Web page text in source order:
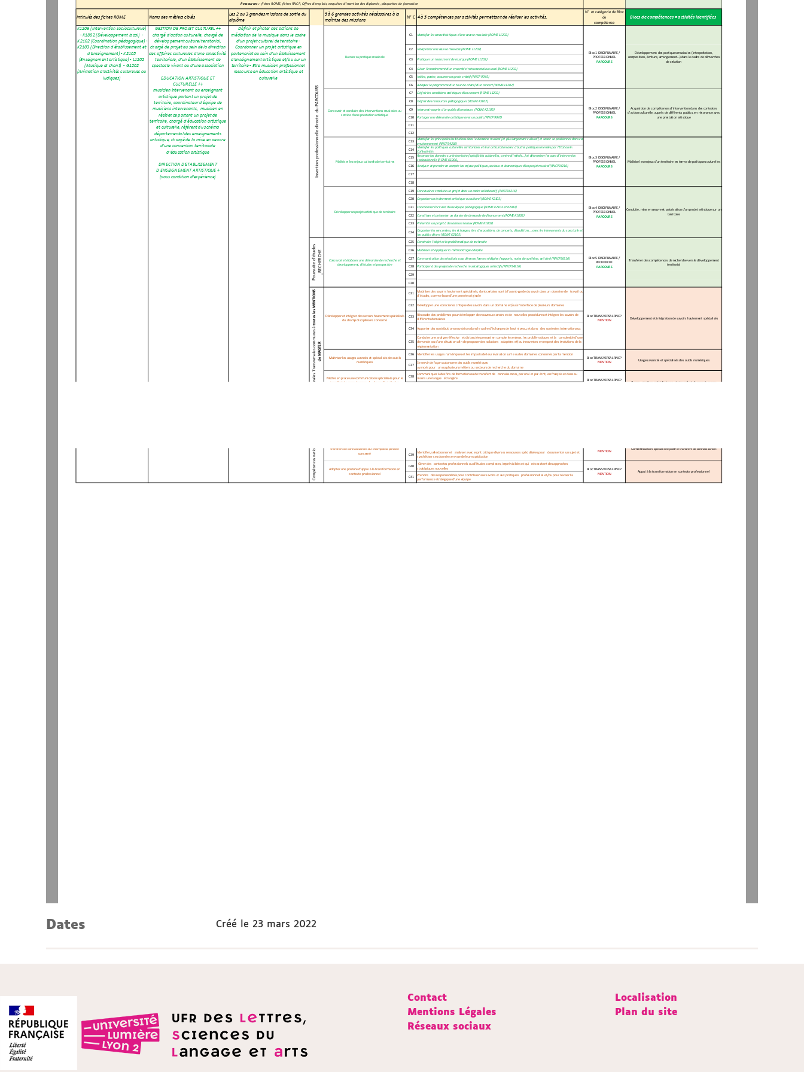
Intitulés des fiches ROME Noms des métiers ciblés
Les 2 ou 3 grandes missions de sortie du
diplôme
5 à 6 grandes activités nécéssaires à la
maîtrise des missions
N° C 4 à 5 compétences par activités permettant de réaliser les activités.
N°  et catégorie de Bloc
de
compétence
Blocs de compétences = activités identifiées
C1 Identifier les caractéristiques d'une œuvre musicale (ROME L1202)
C2 Interpréter une œuvre musicale (ROME L1202)
C3 Pratiquer un instrument de musique (ROME L1202)
C4 Gérer l'encadrement d'un ensemble instrumental ou vocal (ROME L1202)
C5 Initier, porter, assumer un geste créatif (RNCP 9045)
C6 Adapter le programme d'un tour de chant/d'un concert (ROME L1202)
C7 Définir les conditions artistiques d'un concert (ROME L1202)
C8 Définir des ressources pédagogiques (ROME K2102)
C9 Intervenir auprès d'un public d'amateurs  (ROME K2105)
C10 Partager une démarche artistique avec un public (RNCP 9045)
C11
C12
C13
Identifier les principales institutions dans le domaine musical [et plus largement culturel] et savoir se positionner dans cet
environnement (RNCP34216)
C14
Identifier les politiques culturelles territoriales et leur articulation avec d'autres politiques menées par l'Etat ou les
Collectivités
C15
Recenser les données sur le territoire (spécificités culturelles, centre d'intérêt...) et déterminer les axes d'intervention
socioculturelle (ROME K1206)
C16
Analyser et prendre en compte les enjeux politiques, sociaux et économiques d'un projet musical (RNCP34216)
C17
C18
C19 Concevoir et conduire un projet dans un cadre collaboratif  (RNCP34216)
C20 Organiser un événement artistique ou culturel (ROME K2103)
C21 Coordonner l'activité d'une équipe pédagogique (ROME K2102 et K2103)
C22 Constituer et présenter un dossier de demande de financement (ROME K1802)
C23 Présenter un projet à des acteurs locaux (ROME K1802)
C24
Organiser les rencontres, les échanges, lors d'expositions, de concerts, d'auditions... avec les intervenants du spectacle et
les publics divers (ROME K2105)
C25
Construire l'objet et la problématique de recherche
C26 Mobiliser et appliquer la méthodologie adaptée
C27 Communication des résultats sous diverses formes rédigées (rapports, notes de synthèse, articles) (RNCP34216)
C28 Participer à des projets de recherche musicologiques collectifs (RNCP34216)
C29
C30
C31
Mobiliser des savoirs hautement spécialisés, dont certains sont à l’avant‐garde du savoir dans un domaine de   travail ou
d’études, comme base d’une pensée originale
C32 Développer une conscience critique des savoirs dans un domaine et/ou à l’interface de plusieurs domaines
C33
Résoudre des problèmes pour développer de nouveaux savoirs et de   nouvelles procédures et intégrer les savoirs de
différents domaines
C34 Apporter des contributions novatrices dans le cadre d’échanges de haut niveau, et dans   des contextes internationaux
C35
Conduire une analyse réflexive   et distanciée prenant en compte les enjeux, les problématiques et la   complexité d’une
demande ou d’une situation afin de proposer des solutions   adaptées et/ou innovantes en respect des évolutions de la
réglementation
C36 Identifier les usages numériques et les impacts de leur évolution sur le ou les domaines concernés par la mention
C37
Se servir de façon autonome des outils numériques
avancés pour   un ou plusieurs métiers ou secteurs de recherche du domaine
C38
Communiquer à des fins de formation ou de transfert de   connaissances, par oral et par écrit, en français et dans au
moins une langue   étrangère
Maîtrise les enjeux d'un territoire en terme de politiques cuturelles
Comm nicationspécialiséepo rletransfertdeconnaissances
Usages avancés et spécialisés des outils numériques
Conduite, mise en œuvre et valorisation d'un projet artistique sur un
territoire
Transférer des compétences de recherche vers le développement
territorial
Développement et intégration de savoirs hautement spécialisés
Développement des pratiques musicales (interprétation,
composition, écriture, arrangement...) dans le cadre de démarches
de création
Acquisition de compétences d'intervention dans des contextes
d'action culturelle, auprès de différents publics, en résonance avec
une prestation artistique
K1206 (Intervention socioculturelle)
‐ K1802 (Développement local)  ‐
K2102 (Coordination pédagogique) ‐
K2103 (Direction d'établissement et
d'enseignement) ‐ K2105
(Enseignement artistique) ‐ L1202
(Musique et chant)  ‐ G1202
(Animation d'activités culturelles ou
ludiques)
GESTION DE PROJET CULTUREL ++
chargé d’action culturelle, chargé de
développement culturel territorial,
chargé de projet au sein de la direction
des affaires culturelles d’une collectivité
territoriale, d'un établissement de
spectacle vivant ou d'une association
EDUCATION ARTISTIQUE ET
CULTURELLE ++
musicien intervenant ou enseignant
artistique portant un projet de
territoire, coordinateur d'équipe de
musiciens intervenants,  musicien en
résidence portant un projet de
territoire, chargé d’éducation artistique
et culturelle, référent du schéma
départemental des enseignements
artistique, chargé de la mise en oeuvre
d'une convention territoriale
d’éducation artistique
DIRECTION D'ETABLISSEMENT
D'ENSEIGNEMENT ARTISTIQUE +
(sous condition d'expérience)
Définir et piloter des actions de
médiation de la musique dans le cadre
d'un projet culturel de territoire ‐
Coordonner un projet artistique en
partenariat au sein d'un établissement
d'enseignement artistique et/ou sur un
territoire ‐ Etre musicien professionnel
ressource en éducation artistique et
culturelle
Insertion professionnelle directe  du PARCOURS
Maitriser les usages avancés et spécialisés des outils
numériques
Développer un projet artistique de territoire
Maîtriser les enjeux culturels de territoires
Poursuite d'études _RECHERCHE
Concevoir et élaborer une démarche de recherche et
developpement, d'études et prospective
nales  Transversales communes à
toutes les MENTIONS
de MASTER
Développer et intégrer des savoirs hautement spécialisés
du champ disciplinaire concerné
Bloc 1 DISCIPLINAIRE /
PROFESSIONNEL
PARCOURS
Mettre en place une communication spécialisée pour le
transfertdeconnaissancesd champdisciplinaire
Bloc TRANSVERSAL RNCP
Bloc TRANSVERSAL RNCP
MENTION
Exercer sa pratique musicale
Concevoir et conduire des interventions musicales au
service d'une prestation artistique
Bloc 4 DISCIPLINAIRE /
PROFESSIONNEL
PARCOURS
Bloc 2 DISCIPLINAIRE /
PROFESSIONNEL
PARCOURS
Bloc 3 DISCIPLINAIRE /
PROFESSIONNEL
PARCOURS
Bloc 5 DISCIPLINAIRE /
RECHERCHE
PARCOURS
Bloc TRANSVERSAL RNCP
MENTION
Ressources : fiches ROME, fiches RNCP, Offres d'emplois, enquêtes d'insertion des diplomés, plaquettes de formation
C39
Identifier, sélectionner et   analyser avec esprit critique diverses ressources spécialisées pour   documenter un sujet et
synthétiser ces données en vue de leur exploitation
C40
Gérer des   contextes professionnels ou d’études complexes, imprévisibles et qui   nécessitent des approches
stratégiques nouvelles
C41
Prendre   des responsabilités pour contribuer aux savoirs et aux pratiques   professionnelles et/ou pour réviser la
performance stratégique d'une équipe
Communication spécialisée pour le transfert de connaissances
Bloc TRANSVERSAL RNCP
MENTION
Appui à la transformation en contexte professionnel
Adopter une posture d'appui à la transformation en
contexte professionnel
Compétences natio transfert de connaissances du champ disciplinaire
concerné
MENTION
Dates Créé le 23 mars 2022
Contact
Localisation
Mentions Légales
Plan du site
Réseaux sociaux